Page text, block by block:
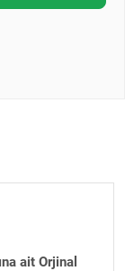
ait Orjinal